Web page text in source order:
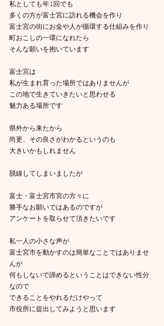
私としても年1回でも
多くの方が富士宮に訪れる機会を作り
富士宮の街にお金や人が循環する仕組みを作り
町おこしの一環になれたら
そんな願いを抱いています
富士宮は
私が生まれ育った場所ではありませんが
この地で生きていきたいと思わせる
魅力ある場所です
県外から来たから
尚更、その良さがわかるというのも
大きいかもしれません
脱線してしまいましたが
富士・富士宮市宮の方々に
勝手なお願いではあるのですが
アンケートを取らせて頂きたいです
私一人の小さな声が
富士宮市を動かすのは簡単なことではありませ
んが
何もしないで諦めるということはできない性分
なので
できることをやれるだけやって
市役所に提出してみようと思います